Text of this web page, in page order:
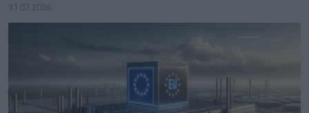
31.07.2026